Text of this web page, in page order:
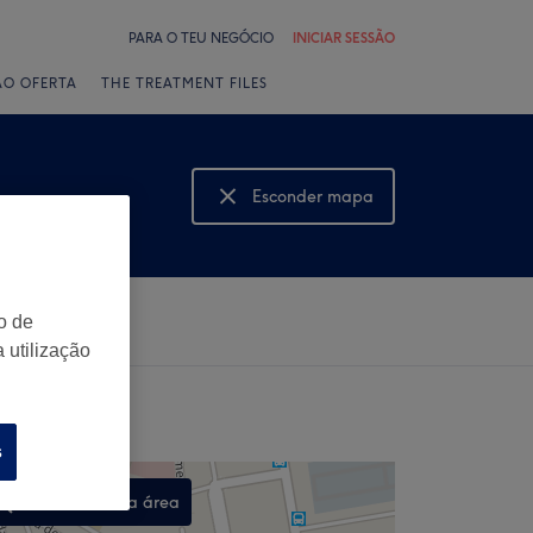
PARA O TEU NEGÓCIO INICIAR SESSÃO
OFERTA THE TREATMENT FILES
Esconder mapa
Mostrar mapa
Procurar nesta área
de
utilização